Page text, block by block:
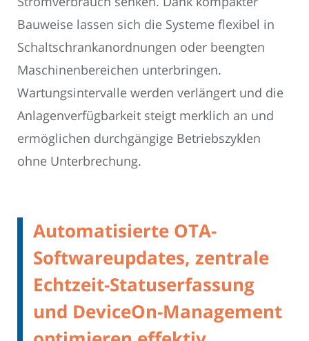
Bauweise lassen sich die Systeme flexibel in
Schaltschrankanordnungen oder beengten
Maschinenbereichen unterbringen.
Wartungsintervalle werden verlängert und die
Anlagenverfügbarkeit steigt merklich an und
ermöglichen durchgängige Betriebszyklen
ohne Unterbrechung.
Automatisierte OTA-
Softwareupdates, zentrale
Echtzeit-Statuserfassung
und DeviceOn-Management